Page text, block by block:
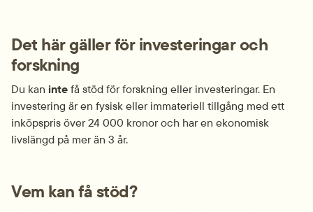
Det här gäller för investeringar och
forskning
Du kan inte få stöd för forskning eller investeringar. En
investering är en fysisk eller immateriell tillgång med ett
inköpspris över 24 000 kronor och har en ekonomisk
livslängd på mer än 3 år.
Vem kan få stöd?